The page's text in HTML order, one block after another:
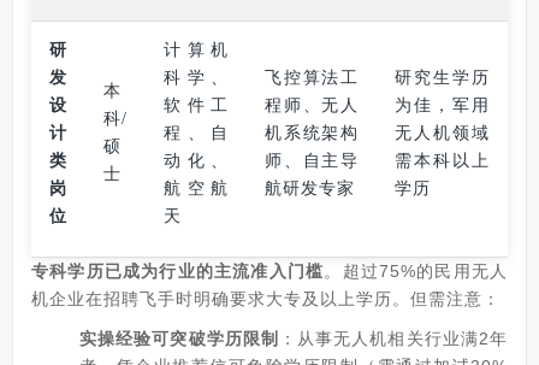
研
发
设
计
类
岗
位
本
科/
硕
士
计算机
科学、
软件工
程、自
动化、
航空航
天
飞控算法工
程师、无人
机系统架构
师、自主导
航研发专家
研究生学历
为佳，军用
无人机领域
需本科以上
学历
专科学历已成为行业的主流准入门槛。超过75%的民用无人
机企业在招聘飞手时明确要求大专及以上学历。但需注意：
实操经验可突破学历限制
：从事无人机相关行业满2年